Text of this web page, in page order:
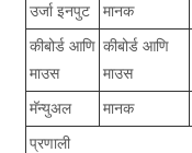
उर्जा इनपुट
मानक
कीबोर्ड आणि
माउस
कीबोर्ड आणि
माउस
मॅन्युअल मानक
प्रणाली